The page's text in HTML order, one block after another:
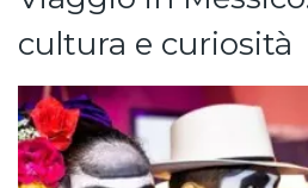
cultura e curiosità